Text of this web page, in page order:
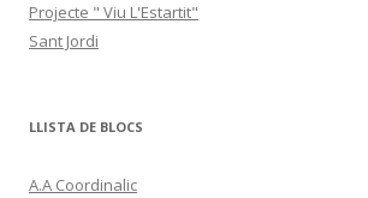
Projecte " Viu L'Estartit"
Sant Jordi
LLISTA DE BLOCS
A.A Coordinalic